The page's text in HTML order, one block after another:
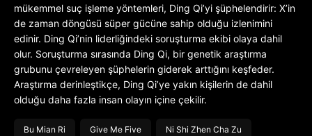
mükemmel suç işleme yöntemleri, Ding Qi’yi şüphelendirir: X’in
de zaman döngüsü süper gücüne sahip olduğu izlenimini
edinir. Ding Qi’nin liderliğindeki soruşturma ekibi olaya dahil
olur. Soruşturma sırasında Ding Qi, bir genetik araştırma
grubunu çevreleyen şüphelerin giderek arttığını keşfeder.
Araştırma derinleştikçe, Ding Qi’ye yakın kişilerin de dahil
olduğu daha fazla insan olayın içine çekilir.
Bu Mian Ri Give Me Five Ni Shi Zhen Cha Zu